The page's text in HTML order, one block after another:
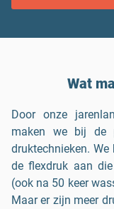
Wat
Door onze
maken we bij de
druktechnieken.
de flexdruk aan
(ook na 50 keer
Maar er zijn meer